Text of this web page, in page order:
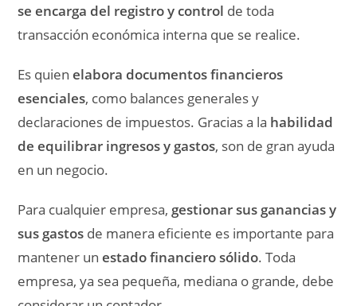
se encarga del registro y control de toda
transacción económica interna que se realice.
Es quienelabora documentos financieros
esenciales, como balances generales y
declaraciones de impuestos. Gracias a la habilidad
de equilibrar ingresos y gastos, son de gran ayuda
en un negocio.
Para cualquier empresa, gestionar sus ganancias y
sus gastos de manera eficiente es importante para
mantener unestado financiero sólido. Toda
empresa, ya sea pequeña, mediana o grande, debe